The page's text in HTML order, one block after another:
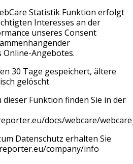
Statistik Funktion erfolgt
Interesses an der
unseres Consent
Angebotes.
30 Tage gespeichert, ältere
gelöscht.
Funktion finden Sie in der
docs/webcare/
Datenschutz erhalten Sie
company/info